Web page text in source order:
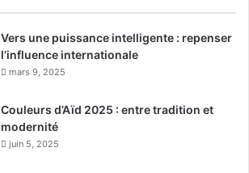
Vers une puissance intelligente : repenser
l’influence internationale
mars 9, 2025
Couleurs d’Aïd 2025 : entre tradition et
modernité
juin 5, 2025